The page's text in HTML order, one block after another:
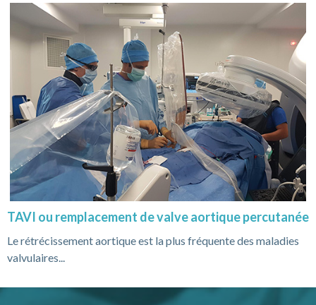
TAVI ou remplacement de valve aortique percutanée
Le rétrécissement aortique est la plus fréquente des maladies
valvulaires...